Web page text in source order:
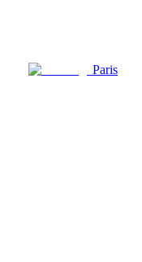
Paris